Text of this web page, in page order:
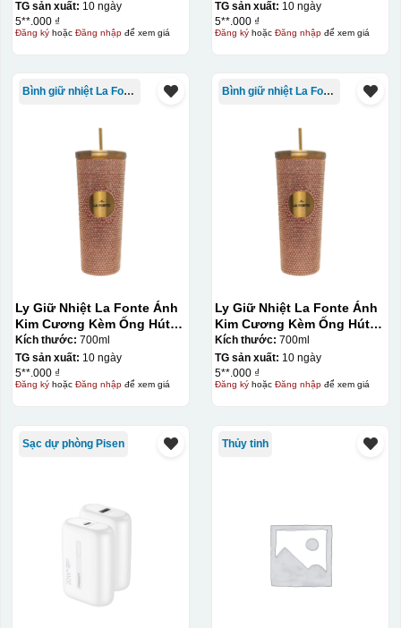
Decal được in xong, sẽ có 1 nền vàng phía dưới
TG sản xuất: 10 ngày
5**.000 ₫
Đăng kýhoặc Đăng nhậpđể xem giá
TG sản xuất: 10 ngày
5**.000 ₫
Đăng kýhoặc Đăng nhậpđể xem giá
Bình giữ nhiệt La Fonte
Ly Giữ Nhiệt La Fonte Ánh
Kim Cương Kèm Ống Hút-
700 ml-014687-GOL
Kích thước: 700ml
TG sản xuất: 10 ngày
5**.000 ₫
Đăng kýhoặc Đăng nhậpđể xem giá
Bình giữ nhiệt La Fonte
Ly Giữ Nhiệt La Fonte Ánh
Kim Cương Kèm Ống Hút-
700 ml-014687-GOL
Kích thước: 700ml
TG sản xuất: 10 ngày
5**.000 ₫
Đăng kýhoặc Đăng nhậpđể xem giá
Sạc dự phòng Pisen Thủy tinh